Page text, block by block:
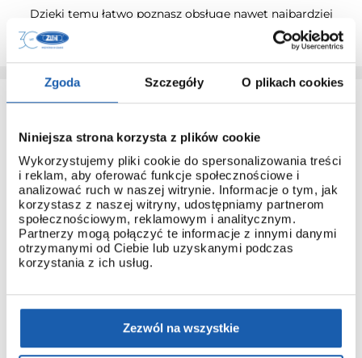
Zgoda Szczegóły O plikach cookies
Niniejsza strona korzysta z plików cookie
Wykorzystujemy pliki cookie do spersonalizowania treści
i reklam, aby oferować funkcje społecznościowe i
analizować ruch w naszej witrynie. Informacje o tym, jak
korzystasz z naszej witryny, udostępniamy partnerom
społecznościowym, reklamowym i analitycznym.
Partnerzy mogą połączyć te informacje z innymi danymi
otrzymanymi od Ciebie lub uzyskanymi podczas
korzystania z ich usług.
Zezwól na wszystkie
Dzięki temu łatwo poznasz obsługę nawet najbardziej
3 + 3 LATA GWARANCJI
Standardowa gwarancja ulega przedłużeniu o kolejne 3 lata
na warunkach określonych w gwarancji trzyletniej jeśli
kupujący dokona wpłaty w terminie do 30 dni od daty
Przedłużenie gwarancji obejmuje jedynie zegarki marki G-
SHOCK.
PRZEDŁUŻ GWARANCJĘ